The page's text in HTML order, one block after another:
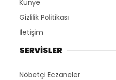
Künye
Gizlilik Politikası
İletişim
SERVİSLER
Nöbetçi Eczaneler